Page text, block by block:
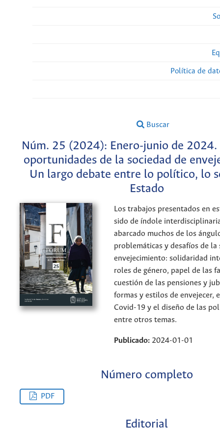
Política de
Buscar
Núm. 25 (2024): Enero-junio de 2024.
oportunidades de la sociedad de
Un largo debate entre lo político, lo
Estado
Los trabajos presentados en
sido de índole
abarcado muchos de los
problemáticas y desafíos de la
envejecimiento: solidaridad
roles de género, papel de las
cuestión de las pensiones y
formas y estilos de envejecer,
Covid-19 y el diseño de las
entre otros temas.
Publicado: 2024-01-01
Número completo
PDF
Editorial